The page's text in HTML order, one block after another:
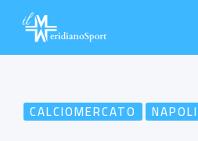
CALCIOMERCATO NAPOLI